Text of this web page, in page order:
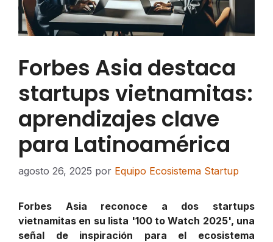
Forbes Asia destaca
startups vietnamitas:
aprendizajes clave
para Latinoamérica
agosto 26, 2025 por Equipo Ecosistema Startup
Forbes Asia reconoce a dos startups
vietnamitas en su lista '100 to Watch 2025', una
señal de inspiración para el ecosistema